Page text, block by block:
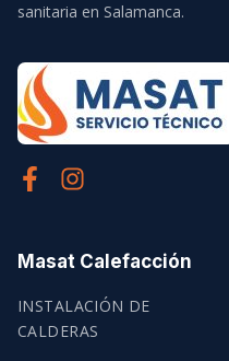
sanitaria en Salamanca.
Masat Calefacción
INSTALACIÓN DE
CALDERAS